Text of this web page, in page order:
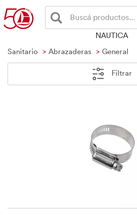
Buscá productos...
NAUTICA
Sanitario
Abrazaderas General
Filtrar